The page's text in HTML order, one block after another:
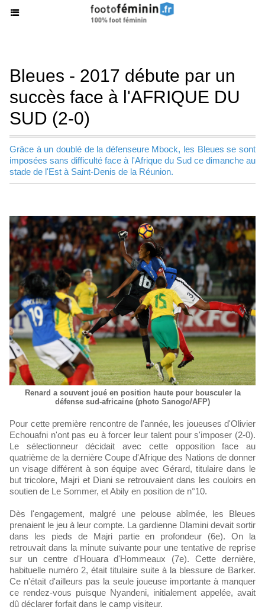
Bleues - 2017 débute par un
succès face à l'AFRIQUE DU
SUD (2-0)
Grâce à un doublé de la défenseure Mbock, les Bleues se sont
imposées sans difficulté face à l'Afrique du Sud ce dimanche au
stade de l'Est à Saint-Denis de la Réunion.
Renard a souvent joué en position haute pour bousculer la
défense sud-africaine (photo Sanogo/AFP)
Pour cette première rencontre de l'année, les joueuses d'Olivier
Echouafni n'ont pas eu à forcer leur talent pour s'imposer (2-0).
Le sélectionneur décidait avec cette opposition face au
quatrième de la dernière Coupe d'Afrique des Nations de donner
un visage différent à son équipe avec Gérard, titulaire dans le
but tricolore, Majri et Diani se retrouvaient dans les couloirs en
soutien de Le Sommer, et Abily en position de n°10.
Dès l'engagement, malgré une pelouse abîmée, les Bleues
prenaient le jeu à leur compte. La gardienne Dlamini devait sortir
dans les pieds de Majri partie en profondeur (6e). On la
retrouvait dans la minute suivante pour une tentative de reprise
sur un centre d'Houara d'Hommeaux (7e). Cette dernière,
habituelle numéro 2, était titulaire suite à la blessure de Barker.
Ce n'était d'ailleurs pas la seule joueuse importante à manquer
ce rendez-vous puisque Nyandeni, initialement appelée, avait
dû déclarer forfait dans le camp visiteur.